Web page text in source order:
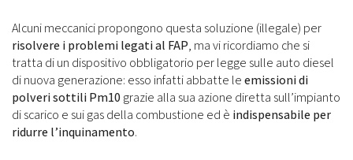
Alcuni meccanici propongono questa soluzione (illegale) per
risolvere i problemi legati al FAP, ma vi ricordiamo che si
tratta di un dispositivo obbligatorio per legge sulle auto diesel
di nuova generazione: esso infatti abbatte leemissioni di
polveri sottili Pm10grazie alla sua azione diretta sull’impianto
di scarico e sui gas della combustione ed è indispensabile per
ridurre l’inquinamento.